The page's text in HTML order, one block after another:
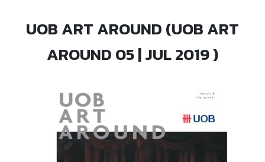
UOB ART AROUND (UOB ART
AROUND 05 | JUL 2019 )